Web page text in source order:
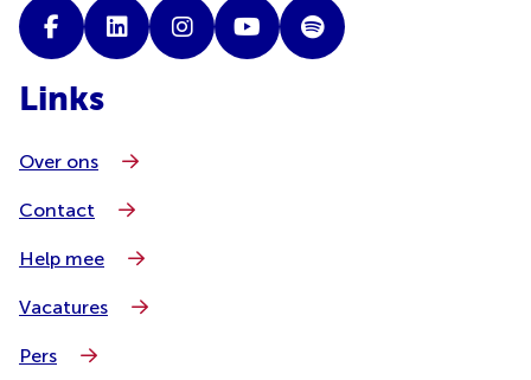
Links
Over ons
Contact
Help mee
Vacatures
Pers